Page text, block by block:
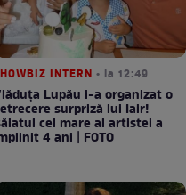
INTERN • la 12:49
Lupău i-a organizat o
surpriză lui Iair!
cel mare al artistei a
4 ani | FOTO